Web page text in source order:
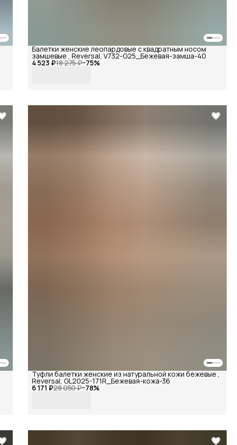
4 523 ₽18 275 ₽−75%
Балетки женские леопардовые с квадратным носом
замшевые , Reversal, V732-G25_Бежевая-замша-40
6 171 ₽28 050 ₽−78%
Туфли балетки женские из натуральной кожи бежевые ,
Reversal, GL2025-171R_Бежевая-кожа-36